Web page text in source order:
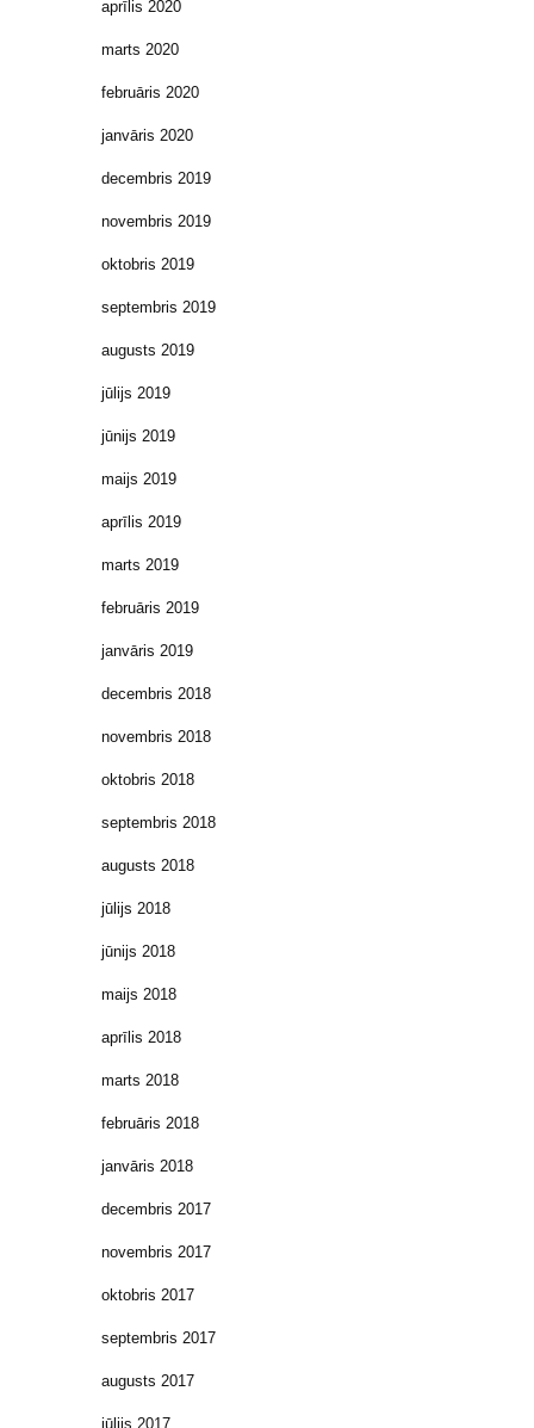
aprīlis 2020
marts 2020
februāris 2020
janvāris 2020
decembris 2019
novembris 2019
oktobris 2019
septembris 2019
augusts 2019
jūlijs 2019
jūnijs 2019
maijs 2019
aprīlis 2019
marts 2019
februāris 2019
janvāris 2019
decembris 2018
novembris 2018
oktobris 2018
septembris 2018
augusts 2018
jūlijs 2018
jūnijs 2018
maijs 2018
aprīlis 2018
marts 2018
februāris 2018
janvāris 2018
decembris 2017
novembris 2017
oktobris 2017
septembris 2017
augusts 2017
jūlijs 2017